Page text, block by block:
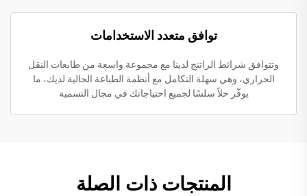
توافق متعدد الاستخدامات
وتتوافق شرائط الراتنج لدينا مع مجموعة واسعة من طابعات النقل
الحراري، وهي سهلة التكامل مع أنظمة الطباعة الحالية لديك، ما
يوفّر حلاً سلسًا لجميع احتياجاتك في مجال التسمية
المنتجات ذات الصلة